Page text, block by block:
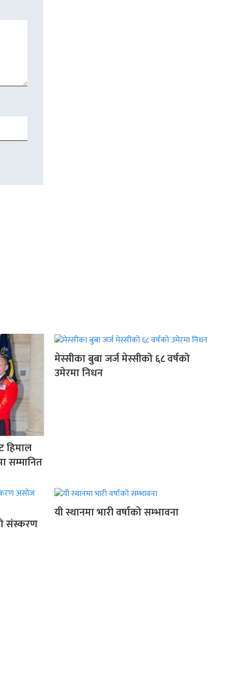
हिमाल
सम्मानित
मेस्सीका बुबा जर्ज मेस्सीको ६८ वर्षको
उमेरमा निधन
संस्करण
यी स्थानमा भारी वर्षाको सम्भावना